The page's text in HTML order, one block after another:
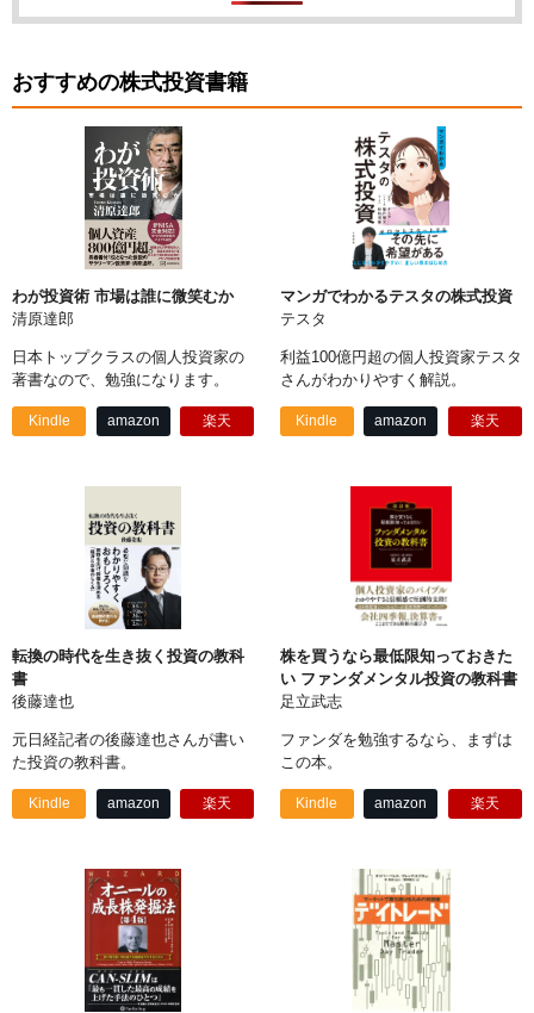
おすすめの株式投資書籍
わが投資術 市場は誰に微笑むか
清原達郎
日本トップクラスの個人投資家の
著書なので、勉強になります。
Kindle amazon 楽天
マンガでわかるテスタの株式投資
テスタ
利益100億円超の個人投資家テスタ
さんがわかりやすく解説。
Kindle amazon 楽天
転換の時代を生き抜く投資の教科
書
後藤達也
元日経記者の後藤達也さんが書い
た投資の教科書。
Kindle amazon 楽天
株を買うなら最低限知っておきた
い ファンダメンタル投資の教科書
足立武志
ファンダを勉強するなら、まずは
この本。
Kindle amazon 楽天